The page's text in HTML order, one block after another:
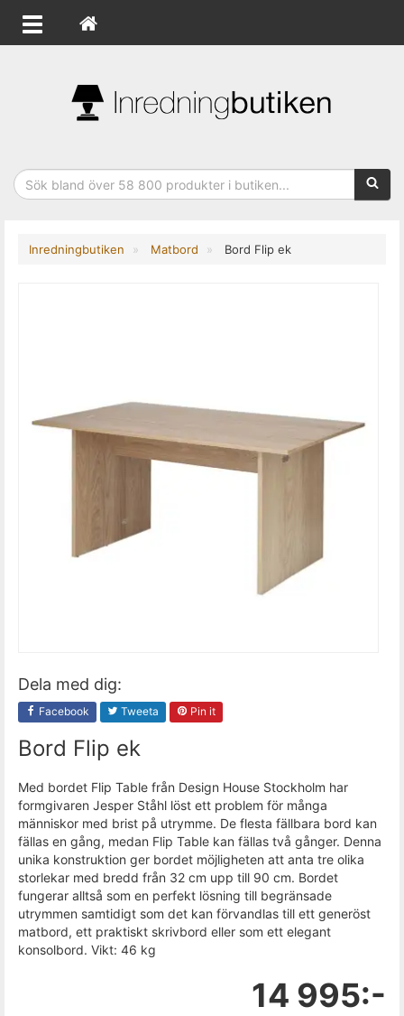
Inredningbutiken Matbord Bord Flip ek
Dela med dig:
Facebook Tweeta Pin it
Bord Flip ek
Med bordet Flip Table från Design House Stockholm har
formgivaren Jesper Ståhl löst ett problem för många
människor med brist på utrymme. De flesta fällbara bord kan
fällas en gång, medan Flip Table kan fällas två gånger. Denna
unika konstruktion ger bordet möjligheten att anta tre olika
storlekar med bredd från 32 cm upp till 90 cm. Bordet
fungerar alltså som en perfekt lösning till begränsade
utrymmen samtidigt som det kan förvandlas till ett generöst
matbord, ett praktiskt skrivbord eller som ett elegant
konsolbord. Vikt: 46 kg
14 995:-